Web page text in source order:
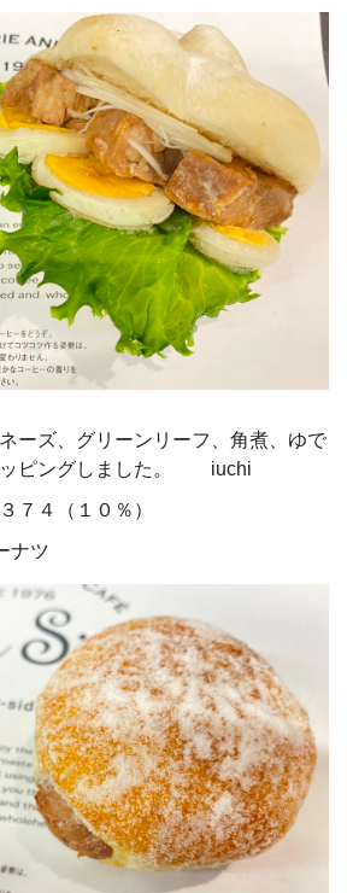
ーズ、グリーンリーフ、角煮、ゆで
ッピングしました。 iuchi
７４（１０％）
ナツ